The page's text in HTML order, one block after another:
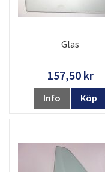
Glas
157,50 kr
Info Köp